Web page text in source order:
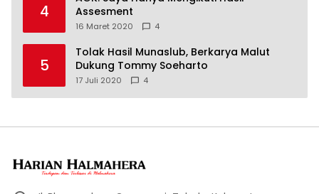
4
Assesment
16 Maret 2020 4
5
Tolak Hasil Munaslub, Berkarya Malut
Dukung Tommy Soeharto
17 Juli 2020 4